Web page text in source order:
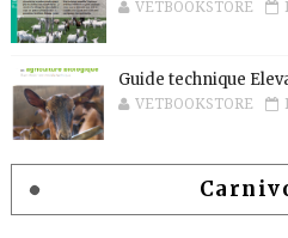
VETBOOKSTORE
Guide technique
VETBOOKSTORE